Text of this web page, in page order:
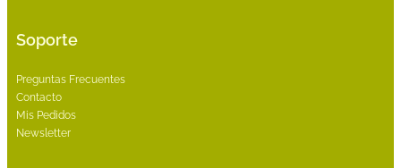
Soporte
Preguntas Frecuentes
Contacto
Mis Pedidos
Newsletter